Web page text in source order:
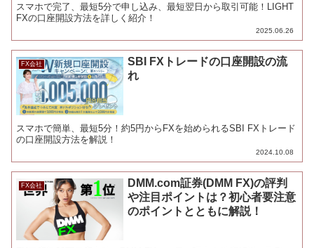
スマホで完了、最短5分で申し込み、最短翌日から取引可能！LIGHT
FXの口座開設方法を詳しく紹介！
2025.06.26
FX会社
SBI FXトレードの口座開設の流
れ
スマホで簡単、最短5分！約5円からFXを始められるSBI FXトレード
の口座開設方法を解説！
2024.10.08
FX会社
DMM.com証券(DMM FX)の評判
や注目ポイントは？初心者要注意
のポイントとともに解説！